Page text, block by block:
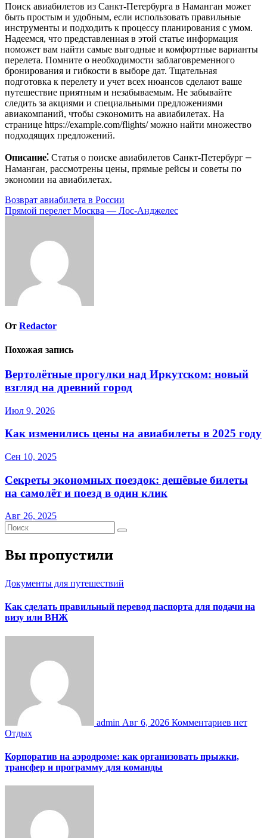
Поиск авиабилетов из Санкт-Петербурга в Наманган может
быть простым и удобным, если использовать правильные
инструменты и подходить к процессу планирования с умом.
Надеемся, что представленная в этой статье информация
поможет вам найти самые выгодные и комфортные варианты
перелета. Помните о необходимости заблаговременного
бронирования и гибкости в выборе дат. Тщательная
подготовка к перелету и учет всех нюансов сделают ваше
путешествие приятным и незабываемым. Не забывайте
следить за акциями и специальными предложениями
авиакомпаний, чтобы сэкономить на авиабилетах. На
странице https://example.com/flights/ можно найти множество
подходящих предложений.
Описание⁚ Статья о поиске авиабилетов Санкт-Петербург ⎼
Наманган, рассмотрены цены, прямые рейсы и советы по
экономии на авиабилетах.
Навигация
по
Возврат авиабилета в России
Прямой перелет Москва — Лос-Анджелес
От Redactor
Похожая запись
Вертолётные прогулки над Иркутском: новый
взгляд на древний город
Июл 9, 2026
Как изменились цены на авиабилеты в 2025 году
Сен 10, 2025
Секреты экономных поездок: дешёвые билеты
на самолёт и поезд в один клик
Авг 26, 2025
Вы пропустили
Документы для путешествий
Как сделать правильный перевод паспорта для подачи на
визу или ВНЖ
admin Авг 6, 2026 Комментариев нет
Отдых
Корпоратив на аэродроме: как организовать прыжки,
трансфер и программу для команды